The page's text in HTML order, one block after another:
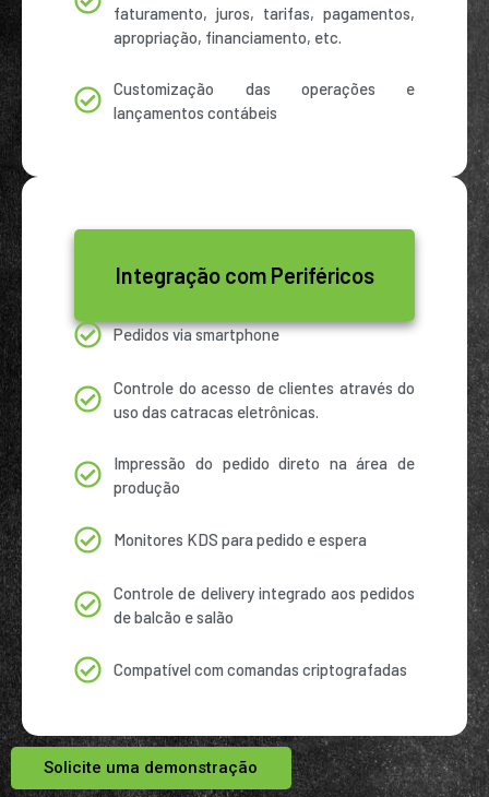
faturamento, juros, tarifas, pagamentos,
apropriação, financiamento, etc.
Customização das operações e
lançamentos contábeis
Integração com Periféricos
Pedidos via smartphone
Controle do acesso de clientes através do
uso das catracas eletrônicas.
Impressão do pedido direto na área de
produção
Monitores KDS para pedido e espera
Controle de delivery integrado aos pedidos
de balcão e salão
Compatível com comandas criptografadas
Solicite uma demonstração